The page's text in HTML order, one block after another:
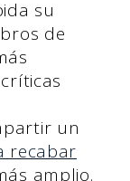
su
de
un
recabar
amplio.